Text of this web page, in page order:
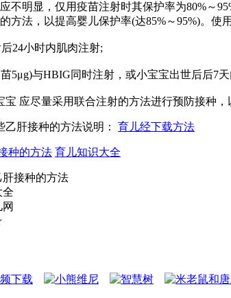
不明显，仅用疫苗注射时其保护率为80%～
方法，以提高婴儿保护率(达85%～95%)。使
24小时内肌肉注射;
5μg)与HBIG同时注射，或小宝宝出世后后7
应尽量采用联合注射的方法进行预防接种，
肝接种的方法说明： 育儿经下载方法
种的方法 育儿知识大全
接种的方法
全